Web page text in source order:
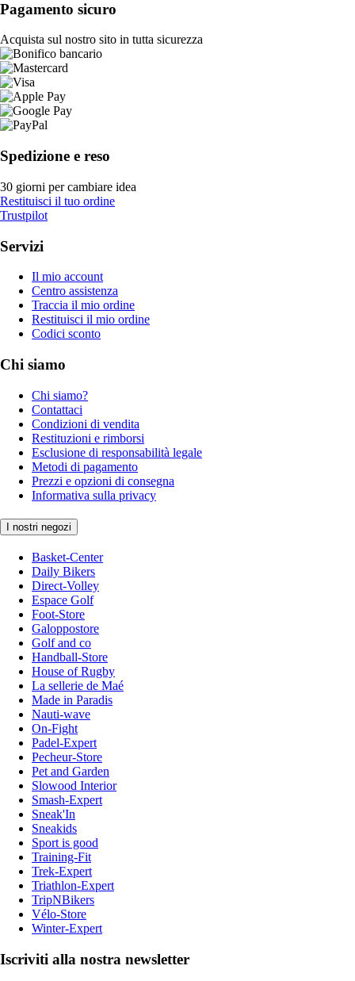
Pagamento sicuro
Acquista sul nostro sito in tutta sicurezza
Spedizione e reso
30 giorni per cambiare idea
Restituisci il tuo ordine
Trustpilot
Servizi
Il mio account
Centro assistenza
Traccia il mio ordine
Restituisci il mio ordine
Codici sconto
Chi siamo
Chi siamo?
Contattaci
Condizioni di vendita
Restituzioni e rimborsi
Esclusione di responsabilità legale
Metodi di pagamento
Prezzi e opzioni di consegna
Informativa sulla privacy
I nostri negozi
Basket-Center
Daily Bikers
Direct-Volley
Espace Golf
Foot-Store
Galoppostore
Golf and co
Handball-Store
House of Rugby
La sellerie de Maé
Made in Paradis
Nauti-wave
On-Fight
Padel-Expert
Pecheur-Store
Pet and Garden
Slowood Interior
Smash-Expert
Sneak'In
Sneakids
Sport is good
Training-Fit
Trek-Expert
Triathlon-Expert
TripNBikers
Vélo-Store
Winter-Expert
Iscriviti alla nostra newsletter